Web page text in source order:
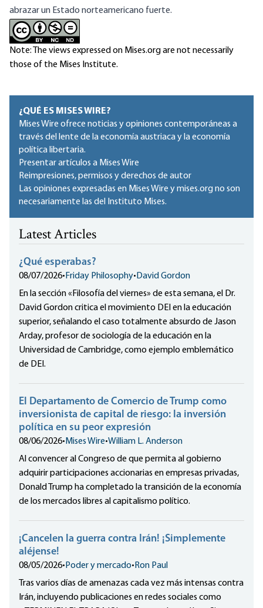
abrazar un Estado norteamericano fuerte.
Note: The views expressed on Mises.org are not necessarily
those of the Mises Institute.
¿QUÉ ES MISES WIRE?
Mises Wire ofrece noticias y opiniones contemporáneas a
través del lente de la economía austriaca y la economía
política libertaria.
Presentar artículos a Mises Wire
Reimpresiones, permisos y derechos de autor
Las opiniones expresadas en Mises Wire y mises.org no son
necesariamente las del Instituto Mises.
Latest Articles
¿Qué esperabas?
08/07/2026• Friday Philosophy• David Gordon
En la sección «Filosofía del viernes» de esta semana, el Dr.
David Gordon critica el movimiento DEI en la educación
superior, señalando el caso totalmente absurdo de Jason
Arday, profesor de sociología de la educación en la
Universidad de Cambridge, como ejemplo emblemático
de DEI.
El Departamento de Comercio de Trump como
inversionista de capital de riesgo: la inversión
política en su peor expresión
08/06/2026• Mises Wire•William L. Anderson
Al convencer al Congreso de que permita al gobierno
adquirir participaciones accionarias en empresas privadas,
Donald Trump ha completado la transición de la economía
de los mercados libres al capitalismo político.
¡Cancelen la guerra contra Irán! ¡Simplemente
aléjense!
08/05/2026• Poder y mercado• Ron Paul
Tras varios días de amenazas cada vez más intensas contra
Irán, incluyendo publicaciones en redes sociales como